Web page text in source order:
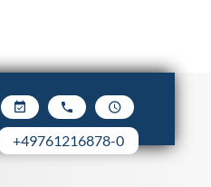
  
+49761216878-0